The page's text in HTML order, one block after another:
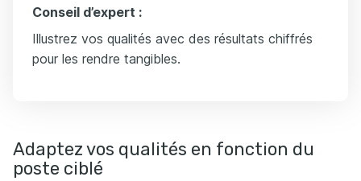
Conseil d’expert :
Illustrez vos qualités avec des résultats chiffrés
pour les rendre tangibles.
Adaptez vos qualités en fonction du
poste ciblé